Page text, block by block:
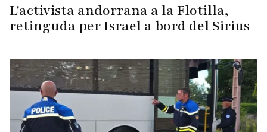
L'activista andorrana a la Flotilla,
retinguda per Israel a bord del Sirius